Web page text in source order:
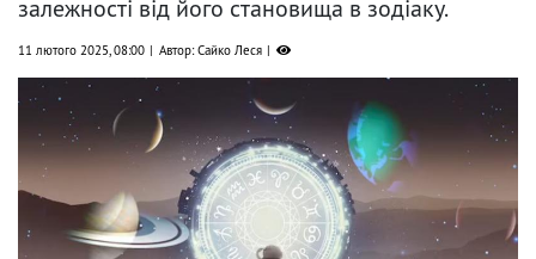
залежності від його становища в зодіаку.
11 лютого 2025, 08:00 Автор: Сайко Леся